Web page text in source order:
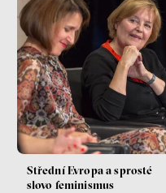
Střední Evropa a sprosté
slovo feminismus